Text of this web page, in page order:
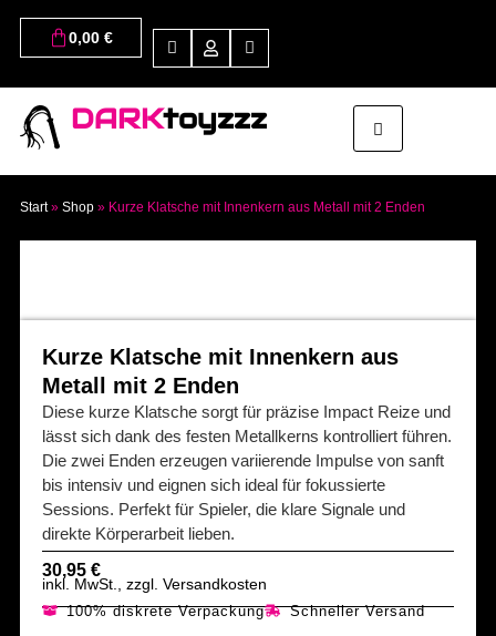
0,00 €
DARKtoyzzz
Start» Shop» Kurze Klatsche mit Innenkern aus Metall mit 2 Enden
Kurze Klatsche mit Innenkern aus
Metall mit 2 Enden
Diese kurze Klatsche sorgt für präzise Impact Reize und
lässt sich dank des festen Metallkerns kontrolliert führen.
Die zwei Enden erzeugen variierende Impulse von sanft
bis intensiv und eignen sich ideal für fokussierte
Sessions. Perfekt für Spieler, die klare Signale und
direkte Körperarbeit lieben.
30,95 €
inkl. MwSt., zzgl. Versandkosten
100% diskrete Verpackung Schneller Versand